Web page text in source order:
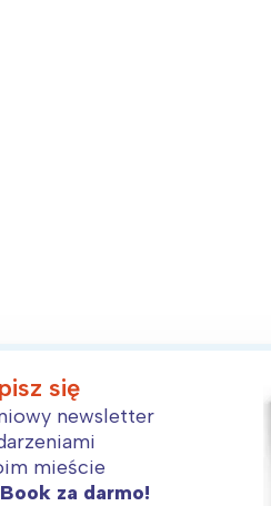
się
newsletter
mieście
za darmo!